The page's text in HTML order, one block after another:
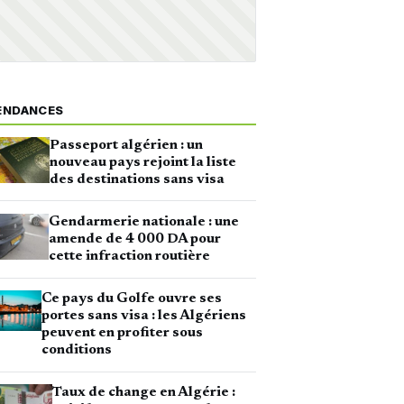
Passeport algérien : un
nouveau pays rejoint la liste
des destinations sans visa
Gendarmerie nationale : une
amende de 4 000 DA pour
cette infraction routière
Ce pays du Golfe ouvre ses
portes sans visa : les Algériens
peuvent en profiter sous
conditions
Taux de change en Algérie :